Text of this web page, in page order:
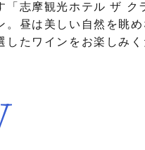
「志摩観光ホテル ザ
。昼は美しい自然を眺
したワインをお楽しみく